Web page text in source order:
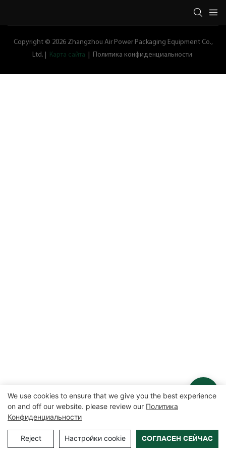
Copyright © 2026 Zhangzhou Air Power Packaging Equipment Co.,
Ltd. |
Карта сайта Политика конфиденциальности
We use cookies to ensure that we give you the best experience
on and off our website. please review our Политика
Конфиденциальности
Reject Настройки cookie СОГЛАСЕН СЕЙЧАС